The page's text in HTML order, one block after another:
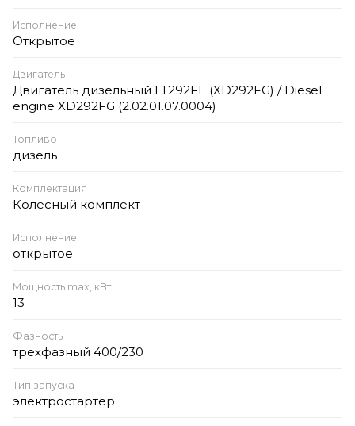
Исполнение
Открытое
Двигатель
Двигатель дизельный LT292FE (XD292FG) / Diesel
engine XD292FG (2.02.01.07.0004)
Топливо
дизель
Комплектация
Колесный комплект
Исполнение
открытое
Мощность max, кВт
13
Фазность
трехфазный 400/230
Тип запуска
электростартер